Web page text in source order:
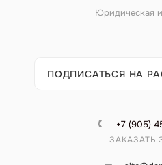
Юридическая
ПОДПИСАТЬСЯ НА
+7 (905)
ЗАКАЗАТЬ